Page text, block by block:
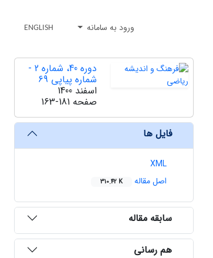
ورود به سامانه ENGLISH
دوره 40، شماره 2 -
شماره پیاپی 69
اسفند 1400
صفحه 163-181
فایل ها
XML
اصل مقاله
310.42 K
سابقه مقاله
هم رسانی